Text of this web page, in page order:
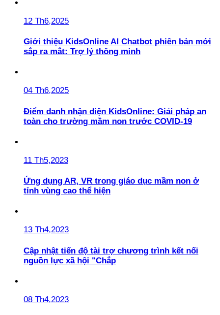
12 Th6,2025
Giới thiệu KidsOnline AI Chatbot phiên bản mới
sắp ra mắt: Trợ lý thông minh
04 Th6,2025
Điểm danh nhận diện KidsOnline: Giải pháp an
toàn cho trường mầm non trước COVID-19
11 Th5,2023
Ứng dụng AR, VR trong giáo dục mầm non ở
tỉnh vùng cao thể hiện
13 Th4,2023
Cập nhật tiến độ tài trợ chương trình kết nối
nguồn lực xã hội "Chắp
08 Th4,2023